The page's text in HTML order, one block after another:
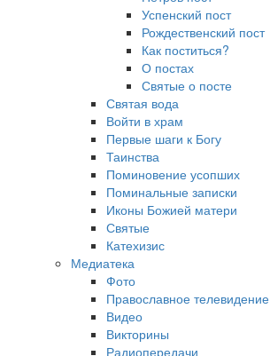
Успенский пост
Рождественский пост
Как поститься?
О постах
Святые о посте
Святая вода
Войти в храм
Первые шаги к Богу
Таинства
Поминовение усопших
Поминальные записки
Иконы Божией матери
Святые
Катехизис
Медиатека
Фото
Православное телевидение
Видео
Викторины
Радиопередачи